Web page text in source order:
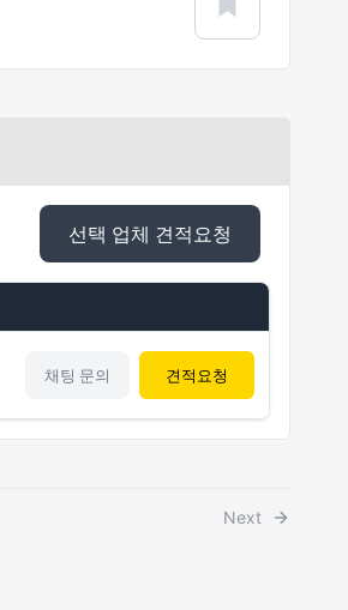
선택 업체 견적요청
채팅 문의 견적요청
Next